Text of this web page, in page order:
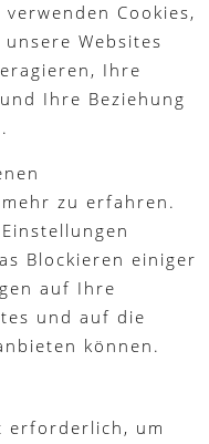
Cookies,
Websites
Ihre
Ihre Beziehung
zu erfahren.
Blockieren einiger
auf Ihre
und auf die
können.
erforderlich, um